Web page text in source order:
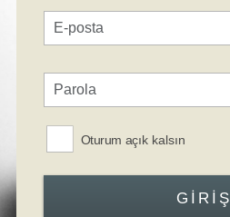
Oturum açık kalsın
GIRIŞ